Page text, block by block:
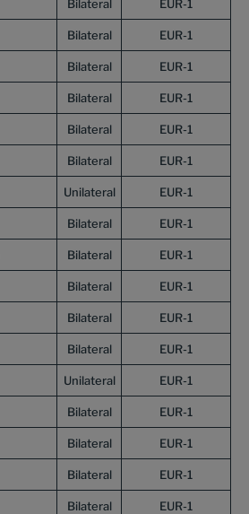
Bilateral EUR-1
Bilateral EUR-1
Bilateral EUR-1
Bilateral EUR-1
Bilateral EUR-1
Bilateral EUR-1
Unilateral EUR-1
Bilateral EUR-1
Bilateral EUR-1
Bilateral EUR-1
Bilateral EUR-1
Bilateral EUR-1
Unilateral EUR-1
Bilateral EUR-1
Bilateral EUR-1
Bilateral EUR-1
Bilateral EUR-1